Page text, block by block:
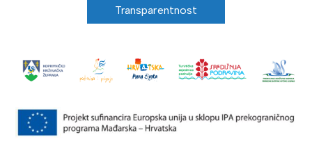
Transparentnost